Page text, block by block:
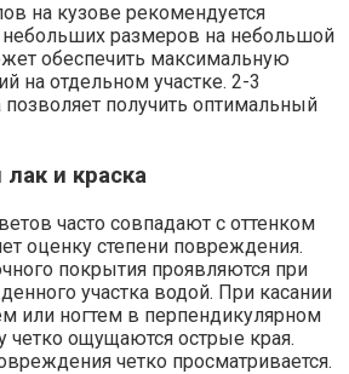
на кузове рекомендуется
небольших размеров на небольшой
обеспечить максимальную
на отдельном участке. 2-3
получить оптимальный
и краска
часто совпадают с оттенком
оценку степени повреждения.
покрытия проявляются при
участка водой. При касании
или ногтем в перпендикулярном
четко ощущаются острые края.
четко просматривается.